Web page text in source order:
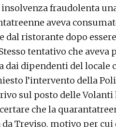
fraudolenta
aveva
dal ristorante dopo
tentativo che aveva
dai dipendenti del locale
l’intervento della
sul posto delle
che la
da Treviso, motivo per